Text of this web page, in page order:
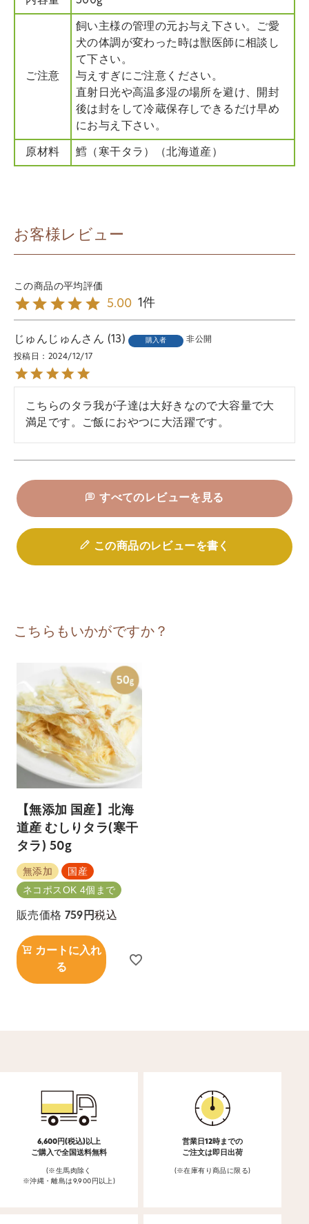
ご注意
飼い主様の管理の元お与え下さい。ご愛
犬の体調が変わった時は獣医師に相談し
て下さい。
与えすぎにご注意ください。
直射日光や高温多湿の場所を避け、開封
後は封をして冷蔵保存しできるだけ早め
にお与え下さい。
原材料 鱈（寒干タラ）（北海道産）
お客様レビュー
5.00 1
じゅんじゅん 13 購入者 非公開
投稿日 2024/12/17
こちらのタラ我が子達は大好きなので大容量で大
満足です。ご飯におやつに大活躍です。
すべてのレビューを見る
この商品のレビューを書く
こちらもいかがですか？
【無添加 国産】北海
道産 むしりタラ(寒干
タラ) 50g
無添加
国産
ネコポスOK 4個まで
販売価格 759 税込
カートに入れ
る
6,600円(税込)以上
ご購入で全国送料無料
(※生馬肉除く
※沖縄・離島は9,900円以上)
営業日12時までの
ご注文は即日出荷
(※在庫有り商品に限る)